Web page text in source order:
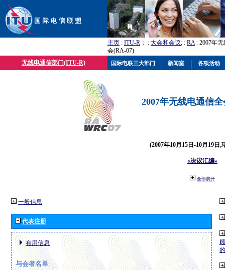
主页 : ITU-R ； : 大会和会议; : RA: 2007年
会(RA-07)
无线电通信部门(ITU-R)
2007年无线电通信
(2007年10月15日-10月19日,
«决议汇编»
全部展开
一般信息
代表注册
有用信息
与会者名单
国际电联三大部门 新闻室 各项活动